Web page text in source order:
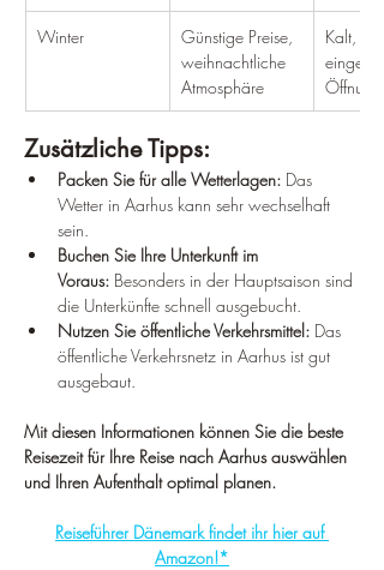
Winter
Günstige Preise,
weihnachtliche
Atmosphäre
Kalt,
Zusätzliche Tipps:
Packen Sie für alle Wetterlagen: Das
Wetter in Aarhus kann sehr wechselhaft
sein.
Buchen Sie Ihre Unterkunft im
Voraus: Besonders in der Hauptsaison sind
die Unterkünfte schnell ausgebucht.
Nutzen Sie öffentliche Verkehrsmittel: Das
öffentliche Verkehrsnetz in Aarhus ist gut
ausgebaut.
Mit diesen Informationen können Sie die beste
Reisezeit für Ihre Reise nach Aarhus auswählen
und Ihren Aufenthalt optimal planen.
Reiseführer Dänemark findet ihr hier auf
Amazon!*